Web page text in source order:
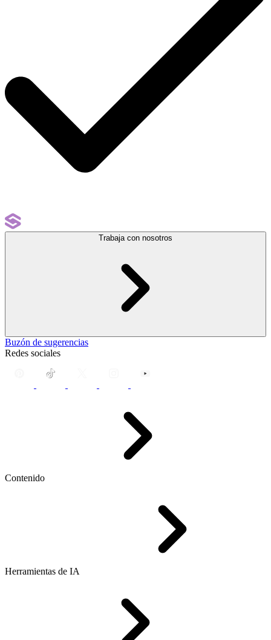
Trabaja con nosotros
Buzón de sugerencias
Redes sociales
Contenido
Herramientas de IA